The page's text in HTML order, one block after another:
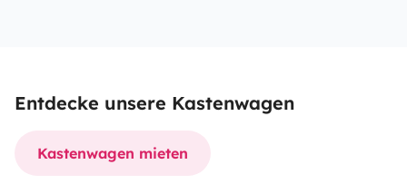
Entdecke unsere Kastenwagen
Kastenwagen mieten